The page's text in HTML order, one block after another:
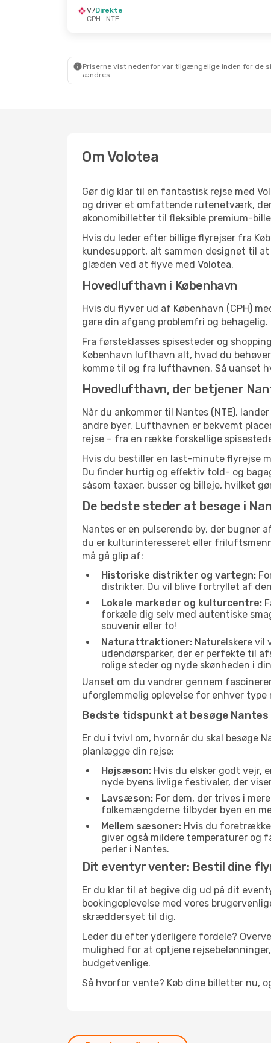
V7Direkte
CPH- NTE
Priserne vist nedenfor var tilgængelige inden for de
ændres.
Om Volotea
Gør dig klar til en fantastisk rejse med
og driver et omfattende rutenetværk,
økonomibilletter til fleksible premium-
Hvis du leder efter billige flyrejser fra
kundesupport, alt sammen designet til
glæden ved at flyve med Volotea.
Hovedlufthavn i København
Hvis du flyver ud af København (CPH)
gøre din afgang problemfri og
Fra førsteklasses spisesteder og
København lufthavn alt, hvad du
komme til og fra lufthavnen. Så uanset
Hovedlufthavn, der betjener
Når du ankommer til Nantes (NTE),
andre byer. Lufthavnen er bekvemt
rejse – fra en række forskellige
Hvis du bestiller en last-minute flyrejse
Du finder hurtig og effektiv told- og
såsom taxaer, busser og billeje, hvilket
De bedste steder at besøge i
Nantes er en pulserende by, der
du er kulturinteresseret eller
må gå glip af:
Historiske distrikter og vartegn:
distrikter. Du vil blive fortryllet af
Lokale markeder og kulturcentre:
forkæle dig selv med autentiske
souvenir eller to!
Naturattraktioner: Naturelskere vil
udendørsparker, der er perfekte til
rolige steder og nyde skønheden i
Uanset om du vandrer gennem
uforglemmelig oplevelse for enhver type
Bedste tidspunkt at besøge Nantes
Er du i tvivl om, hvornår du skal besøge
planlægge din rejse:
Højsæson: Hvis du elsker godt vejr,
nyde byens livlige festivaler, der
Lavsæson: For dem, der trives i
folkemængderne tilbyder byen en
Mellem sæsoner: Hvis du
giver også mildere temperaturer og
perler i Nantes.
Dit eventyr venter: Bestil dine
Er du klar til at begive dig ud på dit
bookingoplevelse med vores
skræddersyet til dig.
Leder du efter yderligere fordele?
mulighed for at optjene
budgetvenlige.
Så hvorfor vente? Køb dine billetter nu,